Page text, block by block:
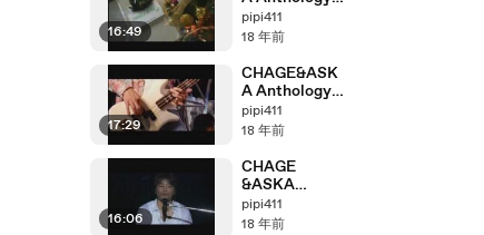
16:49
「2003＞2004」
part8_5
pipi411
18 年前
17:29
CHAGE&ASK
A Anthology
「2003＞2004」
part8_4
pipi411
18 年前
16:06
CHAGE
&ASKA
Anthology
「2002＞2003」
pipi411
18 年前